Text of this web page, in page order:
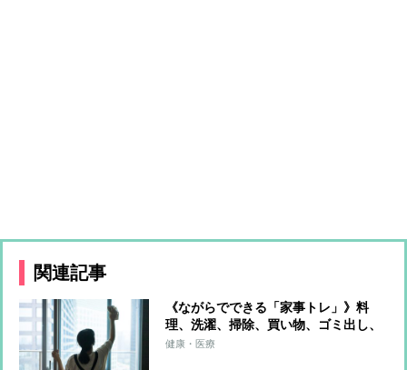
関連記事
《ながらでできる「家事トレ」》料
理、洗濯、掃除、買い物、ゴミ出し、
水やり…すべてをエクササイズに！ト
健康・医療